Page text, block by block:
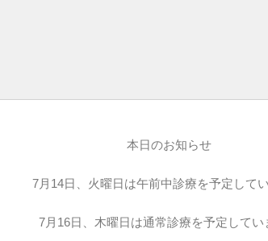
本日のお知らせ
7月14日、火曜日は午前中診療を予定してい
7月16日、木曜日は通常診療を予定してい